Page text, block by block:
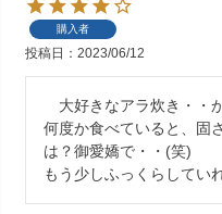
購入者
投稿日 2023/06/12
大好きなアラ炊き・・
何度か食べていると、固
は？御愛嬌で・・(笑)
もう少しふっくらしてい